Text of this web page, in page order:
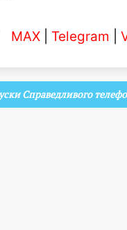
MAX Telegram
Справедливого